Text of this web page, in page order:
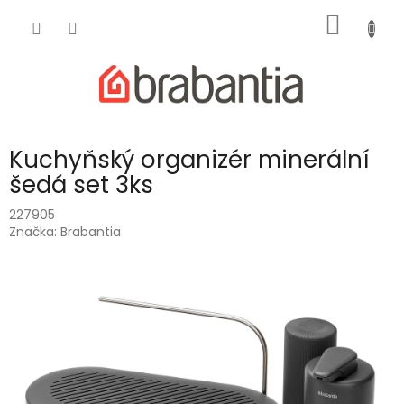
KOŠÍK
Kuchyňský organizér minerální
šedá set 3ks
227905
Značka: Brabantia